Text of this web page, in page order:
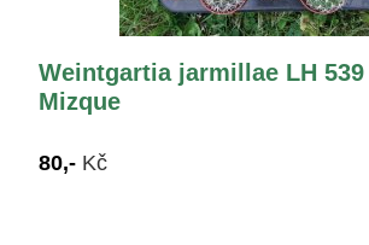
Weintgartia jarmillae LH
Mizque
80,- Kč